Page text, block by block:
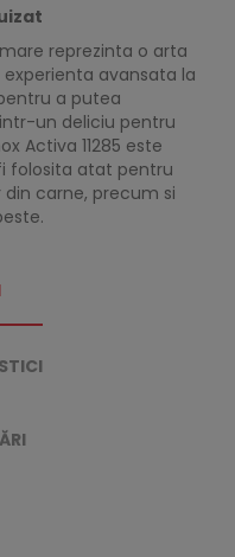
reprezinta o arta
avansata la
a putea
un deliciu pentru
Activa 11285 este
folosita atat pentru
carne, precum si